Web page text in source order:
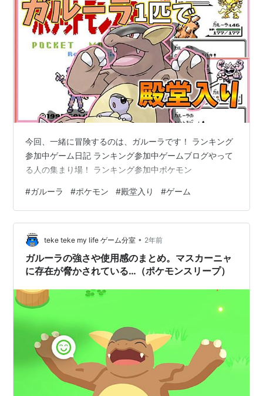
今回、一緒に冒険するのは、ガルーラです！ ランキング
参加中ゲーム日記 ランキング参加中ゲームブログやって
る人の集まり場！ ランキング参加中ポケモン
#ガルーラ #ポケモン #殿堂入り #ゲーム
teke teke my life ゲーム分室 • 2年前
ガルーラの強さや使用感のまとめ。マスカーニャ
に存在が脅かされている…（ポケモンスリープ）